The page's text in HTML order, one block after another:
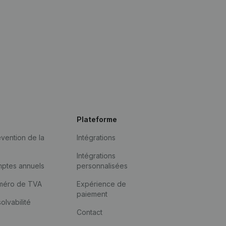
de la
annuels
de TVA
Plateforme
Intégrations
Intégrations
personnalisées
Expérience de
paiement
Contact